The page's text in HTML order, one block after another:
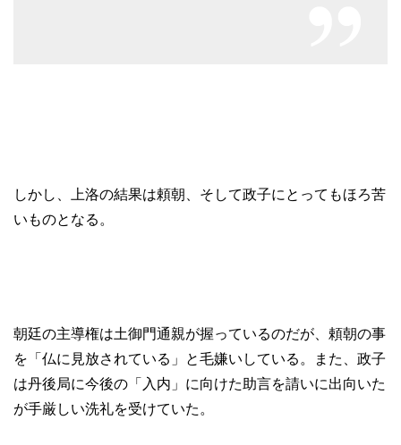
しかし、上洛の結果は頼朝、そして政子にとってもほろ苦
いものとなる。
朝廷の主導権は土御門通親が握っているのだが、頼朝の事
を「仏に見放されている」と毛嫌いしている。また、政子
は丹後局に今後の「入内」に向けた助言を請いに出向いた
が手厳しい洗礼を受けていた。